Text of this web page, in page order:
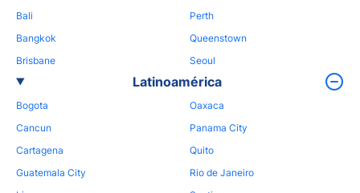
Bali
Bangkok
Brisbane
Perth
Queenstown
Seoul
Latinoamérica
Bogota
Cancun
Cartagena
Guatemala City
Oaxaca
Panama City
Quito
Rio de Janeiro